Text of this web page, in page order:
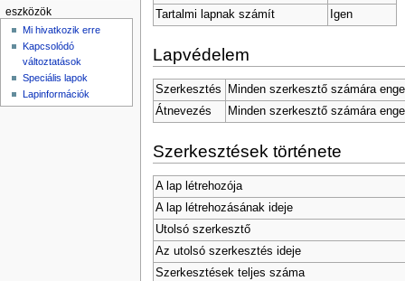
Tartalmi lapnak számít
Igen
Lapvédelem
Szerkesztés
Minden szerkesztő számára
Átnevezés
Minden szerkesztő számára
Szerkesztések története
A lap létrehozója
A lap létrehozásának ideje
Utolsó szerkesztő
Az utolsó szerkesztés ideje
Szerkesztések teljes száma
eszközök
Mi hivatkozik erre
Kapcsolódó
változtatások
Speciális lapok
Lapinformációk